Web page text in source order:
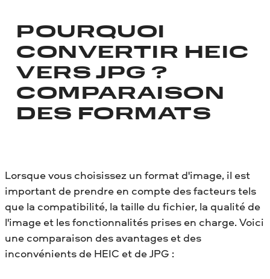
POURQUOI
CONVERTIR HEIC
VERS JPG ?
COMPARAISON
DES FORMATS
Lorsque vous choisissez un format d'image, il est
important de prendre en compte des facteurs tels
que la compatibilité, la taille du fichier, la qualité de
l'image et les fonctionnalités prises en charge. Voici
une comparaison des avantages et des
inconvénients de HEIC et de JPG :